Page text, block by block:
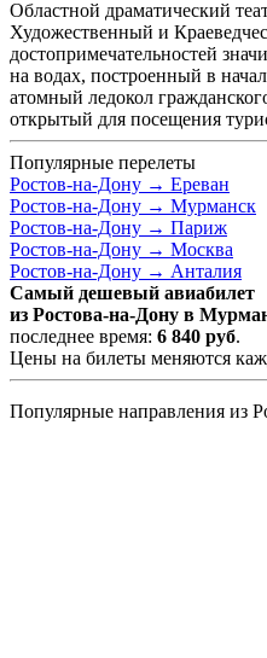
Областной драматический
Художественный и
достопримечательностей
на водах, построенный в
атомный ледокол
открытый для посещения
Популярные перелеты
Ростов-на-Дону → Ереван
Ростов-на-Дону → Мурманск
Ростов-на-Дону → Париж
Ростов-на-Дону → Москва
Ростов-на-Дону → Анталия
Самый дешевый авиабилет
из Ростова-на-Дону в
последнее время: 6 840 руб.
Цены на билеты меняются
Популярные направления из